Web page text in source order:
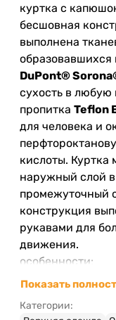
куртка с
бесшовная
выполнена
образовавшихся
DuPont®
сухость в любую
пропитка Teflon
для человека и
кислоты. Куртка
наружный слой
промежуточный
конструкция
рукавами для
движения.
особенности:
Teflon
Показать
Категории: